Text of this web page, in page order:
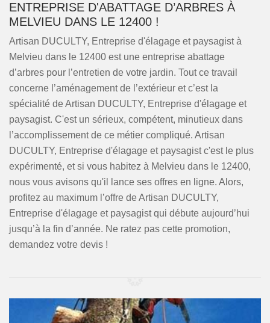
ENTREPRISE D'ABATTAGE D’ARBRES À
MELVIEU DANS LE 12400 !
Artisan DUCULTY, Entreprise d'élagage et paysagist à
Melvieu dans le 12400 est une entreprise abattage
d’arbres pour l’entretien de votre jardin. Tout ce travail
concerne l’aménagement de l’extérieur et c’est la
spécialité de Artisan DUCULTY, Entreprise d'élagage et
paysagist. C'est un sérieux, compétent, minutieux dans
l’accomplissement de ce métier compliqué. Artisan
DUCULTY, Entreprise d'élagage et paysagist c'est le plus
expérimenté, et si vous habitez à Melvieu dans le 12400,
nous vous avisons qu'il lance ses offres en ligne. Alors,
profitez au maximum l’offre de Artisan DUCULTY,
Entreprise d'élagage et paysagist qui débute aujourd’hui
jusqu’à la fin d’année. Ne ratez pas cette promotion,
demandez votre devis !